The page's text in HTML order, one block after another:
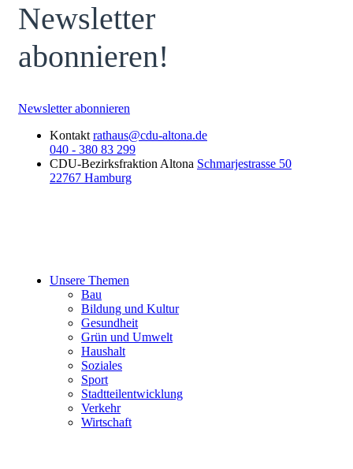
Newsletter
abonnieren!
Newsletter abonnieren
Kontakt rathaus@cdu-altona.de
040 - 380 83 299
CDU-Bezirksfraktion Altona Schmarjestrasse 50
22767 Hamburg
Unsere Themen
Bau
Bildung und Kultur
Gesundheit
Grün und Umwelt
Haushalt
Soziales
Sport
Stadtteilentwicklung
Verkehr
Wirtschaft